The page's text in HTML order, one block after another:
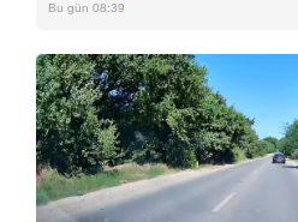
Bu gün 08:39